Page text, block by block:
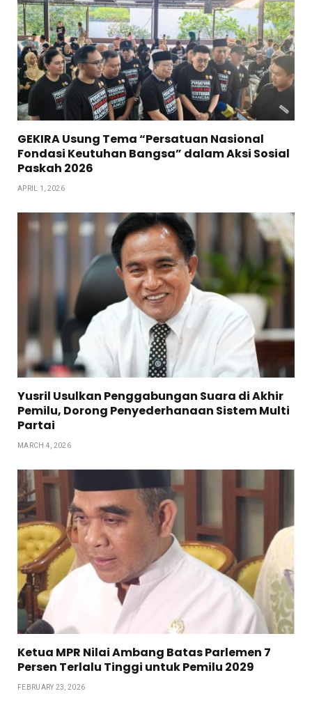
GEKIRA Usung Tema “Persatuan Nasional
Fondasi Keutuhan Bangsa” dalam Aksi Sosial
Paskah 2026
APRIL 1, 2026
Yusril Usulkan Penggabungan Suara di Akhir
Pemilu, Dorong Penyederhanaan Sistem Multi
Partai
MARCH 4, 2026
Ketua MPR Nilai Ambang Batas Parlemen 7
Persen Terlalu Tinggi untuk Pemilu 2029
FEBRUARY 23, 2026